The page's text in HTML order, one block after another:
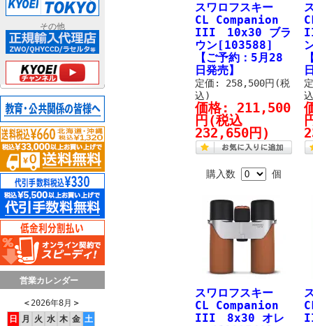
その他
営業カレンダー
＜ 2026年8月 ＞
日
月 火 水 木 金 土
スワロフスキー
CL Companion
III 10x30 ブラ
ウン[103588]
【ご予約：5月28
日発売】
定価: 258,500円(税
込)
価格: 211,500
円 (税込
232,650円)
購入数 個
スワロフスキー
CL Companion
III 8x30 オレ